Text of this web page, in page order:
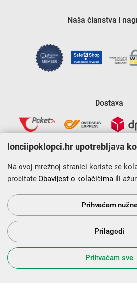
Naša članstva i
Dostava
Krajnji primatelj financijskog
Europskog fonda za regionalni razvoj
programa „Konkurentnost i
s Vama
lonciipoklopci.hr upotrebljava
Na ovoj mrežnoj stranici koriste se
pročitate Obavijest o kolačićima ili
Prihvaćam nužne
Prilagodi
Prihvaćam sve